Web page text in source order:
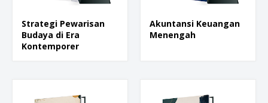
Strategi Pewarisan
Budaya di Era
Kontemporer
Akuntansi Keuangan
Menengah